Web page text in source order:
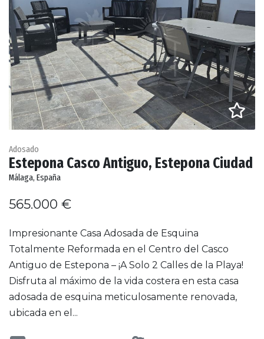
Adosado
Estepona Casco Antiguo, Estepona Ciudad
Málaga, España
565.000 €
Impresionante Casa Adosada de Esquina
Totalmente Reformada en el Centro del Casco
Antiguo de Estepona – ¡A Solo 2 Calles de la Playa!
Disfruta al máximo de la vida costera en esta casa
adosada de esquina meticulosamente renovada,
ubicada en el...